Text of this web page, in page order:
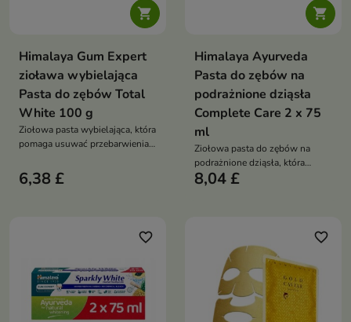

Himalaya Gum Expert
zioława wybielająca
Pasta do zębów Total
White 100 g
Ziołowa pasta wybielająca, która
pomaga usuwać przebarwienia,
zapewnia świeży oddech i
widocznie bielsze zęby już po 2
6,38 £

Himalaya Ayurveda
Pasta do zębów na
podrażnione dziąsła
Complete Care 2 x 75
ml
Ziołowa pasta do zębów na
podrażnione dziąsła, która
pomaga ograniczać krwawienie
8,04 £
favorite_border favorite_border